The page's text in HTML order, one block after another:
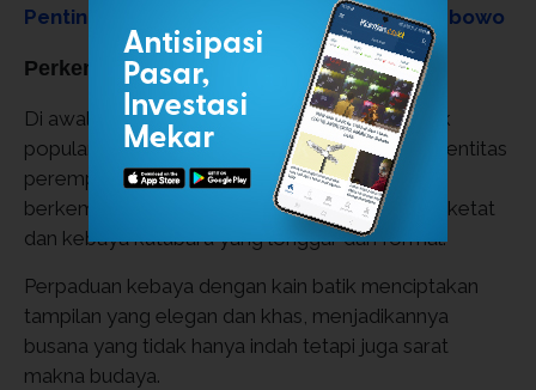
Penting Prancis yang Dihadiri Presiden Prabowo
Perkembangan pada abad ke-20
Di awal abad ke-20, kebaya mengalami puncak
popularitas sebagai simbol nasionalisme dan identitas
perempuan Indonesia. Model kebaya mulai
berkembang, seperti kebaya encim yang lebih ketat
dan kebaya kutubaru yang longgar dan formal.
Perpaduan kebaya dengan kain batik menciptakan
tampilan yang elegan dan khas, menjadikannya
busana yang tidak hanya indah tetapi juga sarat
makna budaya.